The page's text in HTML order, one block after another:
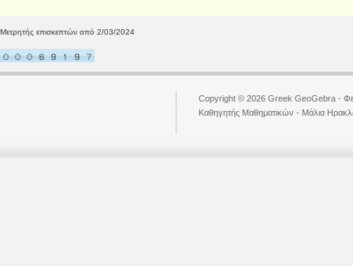
Μετρητής επισκεπτών από 2/03/2024
Copyright © 2026 Greek GeoGebra -
Kαθηγητής Μαθηματικών - Μάλια